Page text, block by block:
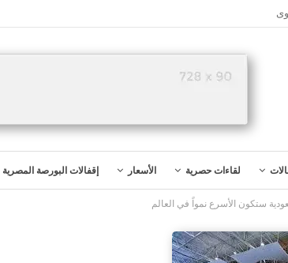
لقاءات حصرية الأسعار إقفالات البورصة المصرية
ستكون الأسرع نمواً في العالم